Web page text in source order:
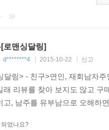
선 사장님의 브리핑은 계속되
로맨싱달링]
d********4 2015-10-22 신고
달링> - 친구>연인, 재회남자
래 리뷰를 찾아 보지도 않고
고, 남주를 유부남으로 오해하
었나요?